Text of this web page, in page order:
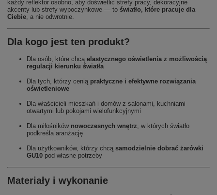
każdy reflektor osobno, aby doświetlić strefy pracy, dekoracyjne
akcenty lub strefy wypoczynkowe — to światło, które pracuje dla
Ciebie, a nie odwrotnie.
Dla kogo jest ten produkt?
Dla osób, które chcą elastycznego oświetlenia z możliwością
regulacji kierunku światła
Dla tych, którzy cenią praktyczne i efektywne rozwiązania
oświetleniowe
Dla właścicieli mieszkań i domów z salonami, kuchniami
otwartymi lub pokojami wielofunkcyjnymi
Dla miłośników nowoczesnych wnętrz, w których światło
podkreśla aranżację
Dla użytkowników, którzy chcą samodzielnie dobrać żarówki
GU10 pod własne potrzeby
Materiały i wykonanie